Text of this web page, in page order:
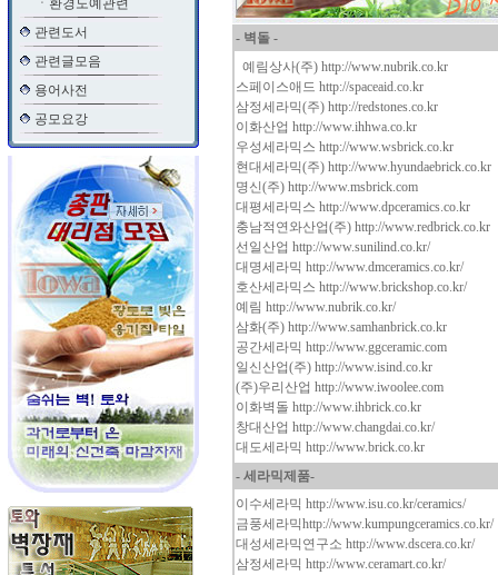
ㆍ 환경도예관련
관련도서
관련글모음
용어사전
공모요강
- 벽돌 -
예림상사(주) http://www.nubrik.co.kr
스페이스애드 http://spaceaid.co.kr
삼정세라믹(주) http://redstones.co.kr
이화산업 http://www.ihhwa.co.kr
우성세라믹스 http://www.wsbrick.co.kr
현대세라믹(주) http://www.hyundaebrick.co.kr
명신(주) http://www.msbrick.com
대평세라믹스 http://www.dpceramics.co.kr
충남적연와산업(주) http://www.redbrick.co.kr
선일산업 http://www.sunilind.co.kr/
대명세라믹 http://www.dmceramics.co.kr/
호산세라믹스 http://www.brickshop.co.kr/
예림 http://www.nubrik.co.kr/
삼화(주) http://www.samhanbrick.co.kr
공간세라믹 http://www.ggceramic.com
일신산업(주) http://www.isind.co.kr
(주)우리산업 http://www.iwoolee.com
이화벽돌 http://www.ihbrick.co.kr
창대산업 http://www.changdai.co.kr/
대도세라믹 http://www.brick.co.kr
- 세라믹제품-
이수세라믹 http://www.isu.co.kr/ceramics/
금풍세라믹http://www.kumpungceramics.co.kr/
대성세라믹연구소 http://www.dscera.co.kr/
삼정세라믹 http://www.ceramart.co.kr/